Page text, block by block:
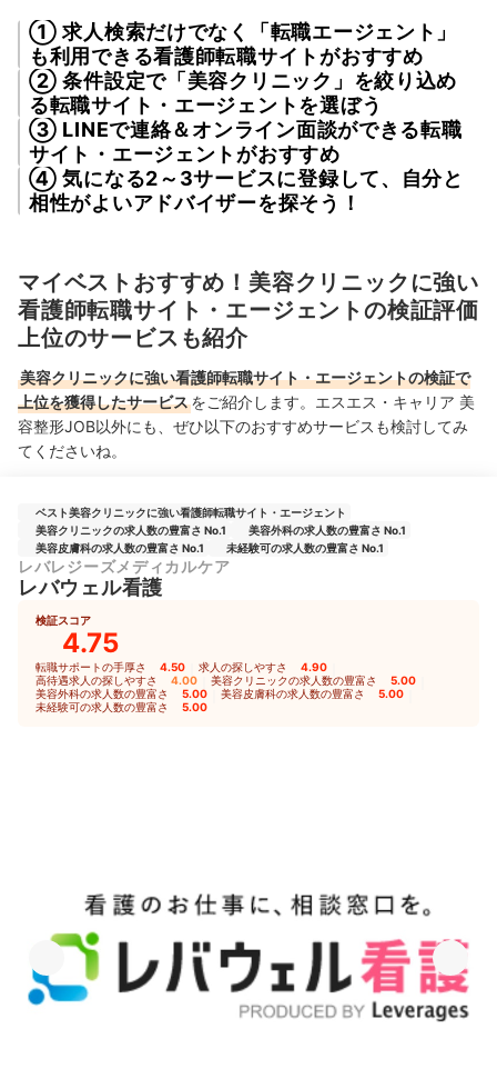
① 求人検索だけでなく「転職エージェント」
も利用できる看護師転職サイトがおすすめ
② 条件設定で「美容クリニック」を絞り込め
る転職サイト・エージェントを選ぼう
③ LINEで連絡＆オンライン面談ができる転職
サイト・エージェントがおすすめ
④ 気になる2～3サービスに登録して、自分と
相性がよいアドバイザーを探そう！
マイベストおすすめ！美容クリニックに強い
看護師転職サイト・エージェントの検証評価
上位のサービスも紹介
美容クリニックに強い看護師転職サイト・エージェントの検証で
上位を獲得したサービスをご紹介します。エスエス・キャリア 美
容整形JOB以外にも、ぜひ以下のおすすめサービスも検討してみ
てくださいね。
ベスト美容クリニックに強い看護師転職サイト・エージェント
美容クリニックの求人数の豊富さ No.1
美容外科の求人数の豊富さ No.1
美容皮膚科の求人数の豊富さ No.1
未経験可の求人数の豊富さ No.1
レバレジーズメディカルケア
レバウェル看護
検証スコア
4.75
転職サポートの手厚さ 4.50 求人の探しやすさ 4.90
高待遇求人の探しやすさ 4.00 美容クリニックの求人数の豊富さ 5.00
美容外科の求人数の豊富さ 5.00 美容皮膚科の求人数の豊富さ 5.00
未経験可の求人数の豊富さ 5.00